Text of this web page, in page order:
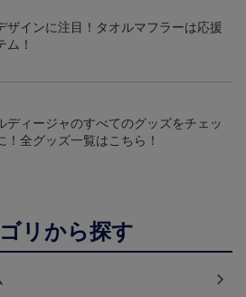
ザインに注目！タオルマフラーは応援
ム！
ディージャのすべてのグッズをチェッ
！全グッズ一覧はこちら！
リから探す